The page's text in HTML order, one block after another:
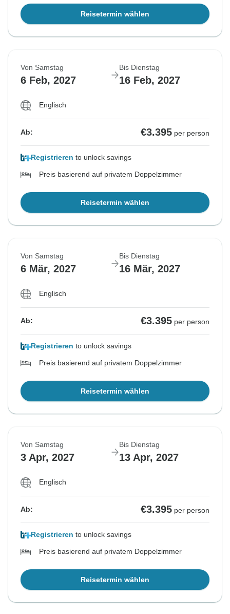
Reisetermin wählen
Von Samstag
6 Feb, 2027
Bis Dienstag
16 Feb, 2027
Englisch
Ab: €3.395 per person
Registrieren to unlock savings
Preis basierend auf privatem Doppelzimmer
Reisetermin wählen
Von Samstag
6 Mär, 2027
Bis Dienstag
16 Mär, 2027
Englisch
Ab: €3.395 per person
Registrieren to unlock savings
Preis basierend auf privatem Doppelzimmer
Reisetermin wählen
Von Samstag
3 Apr, 2027
Bis Dienstag
13 Apr, 2027
Englisch
Ab: €3.395 per person
Registrieren to unlock savings
Preis basierend auf privatem Doppelzimmer
Reisetermin wählen